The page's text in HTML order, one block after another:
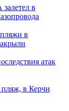
в
в
атак
в Керчи